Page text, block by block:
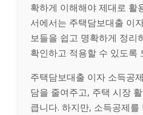
확하게 이해해야 제대로 활
서에서는 주택담보대출 이
보들을 쉽고 명확하게 정리
확인하고 적용할 수 있도록
주택담보대출 이자 소득공
담을 줄여주고, 주택 시장
큽니다. 하지만, 소득공제